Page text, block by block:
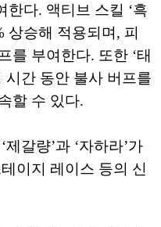
한다. 액티브 스킬 ‘흑
상승해 적용되며, 피
를 부여한다. 또한 ‘태
시간 동안 불사 버프를
할 수 있다.
갈량’과 ‘자하라’가
이지 레이스 등의 신